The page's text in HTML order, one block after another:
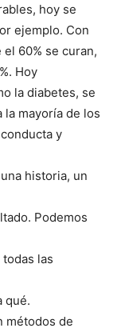
hoy se
ejemplo. Con
60% se curan,
Hoy
la diabetes, se
mayoría de los
y
historia, un
Podemos
las
qué.
métodos de